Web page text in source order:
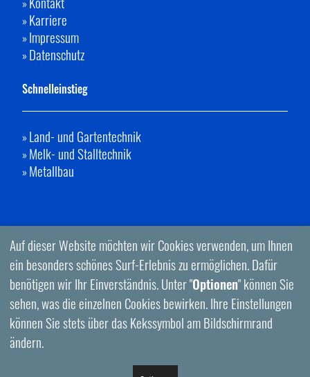
»
»Karriere
»Impressum
»Datenschutz
Schnelleinstieg
»Land- und Gartentechnik
»Melk- und Stalltechnik
»Metallbau
Auf dieser Website möchten wir Cookies verwenden, um Ihnen
ein besonders schönes Surf-Erlebnis zu ermöglichen. Dafür
benötigen wir Ihr Einverständnis. Unter "Optionen" können Sie
sehen, was die einzelnen Cookies bewirken. Ihre Einstellungen
können Sie stets über das Kekssymbol am Bildschirmrand
ändern.